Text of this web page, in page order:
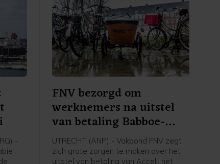
-
FNV bezorgd om
werknemers na uitstel
van betaling Babboe-
moeder
UTRECHT (ANP) - Vakbond FNV zegt
zich grote zorgen te maken over het
uitstel van betaling van Accell, het